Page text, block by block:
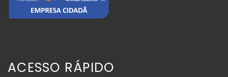
ACESSO RÁPIDO